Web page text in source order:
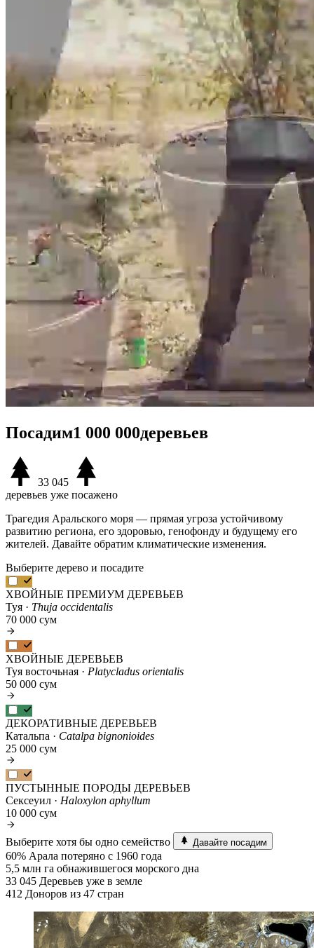
Посадим1 000 000деревьев
33 045
деревьев уже посажено
Трагедия Аральского моря — прямая угроза устойчивому
развитию региона, его здоровью, генофонду и будущему его
жителей. Давайте обратим климатические изменения.
Выберите дерево и посадите
ХВОЙНЫЕ ПРЕМИУМ ДЕРЕВЬЕВ
Туя · Thuja occidentalis
70 000 сум
ХВОЙНЫЕ ДЕРЕВЬЕВ
Туя восточьная · Platycladus orientalis
50 000 сум
ДЕКОРАТИВНЫЕ ДЕРЕВЬЕВ
Катальпа · Catalpa bignonioides
25 000 сум
ПУСТЫННЫЕ ПОРОДЫ ДЕРЕВЬЕВ
Сексеуил · Haloxylon aphyllum
10 000 сум
Выберите хотя бы одно семейство Давайте посадим
60% Арала потеряно с 1960 года
5,5 млн га обнажившегося морского дна
33 045 Деревьев уже в земле
412 Доноров из 47 стран